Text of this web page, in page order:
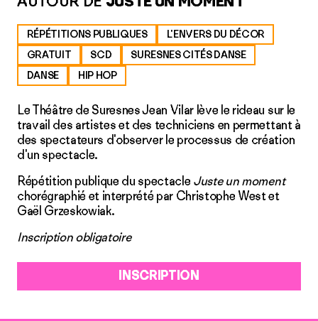
RÉPÉTITIONS PUBLIQUES
L'ENVERS DU DÉCOR
GRATUIT
SCD
SURESNES CITÉS DANSE
DANSE
HIP HOP
Le Théâtre de Suresnes Jean Vilar lève le rideau sur le
travail des artistes et des techniciens en permettant à
des spectateurs d'observer le processus de création
d'un spectacle.
Répétition publique du spectacle Juste un moment
chorégraphié et interprété par Christophe West et
Gaël Grzeskowiak.
Inscription obligatoire
INSCRIPTION